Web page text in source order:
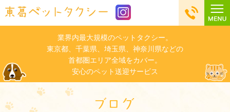
業界内最大規模のペットタクシー。
東京都、千葉県、埼玉県、神奈川県などの
首都圏エリア全域をカバー。
安心のペット送迎サービス